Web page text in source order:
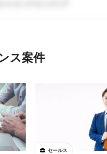
ス案件
セールス